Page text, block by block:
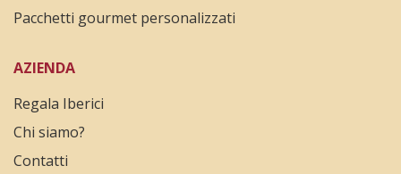
Pacchetti gourmet personalizzati
AZIENDA
Regala Iberici
Chi siamo?
Contatti